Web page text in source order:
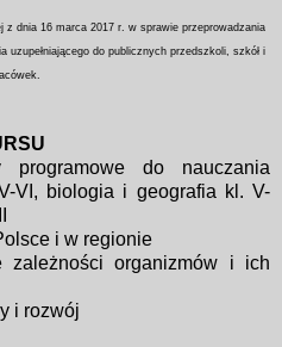
dnia 16 marca 2017 r. w sprawie przeprowadzania
uzupełniającego do publicznych przedszkoli, szkół i
programowe do nauczania
VI, biologia i geografia kl. V-
i w regionie
zależności organizmów i ich
i rozwój